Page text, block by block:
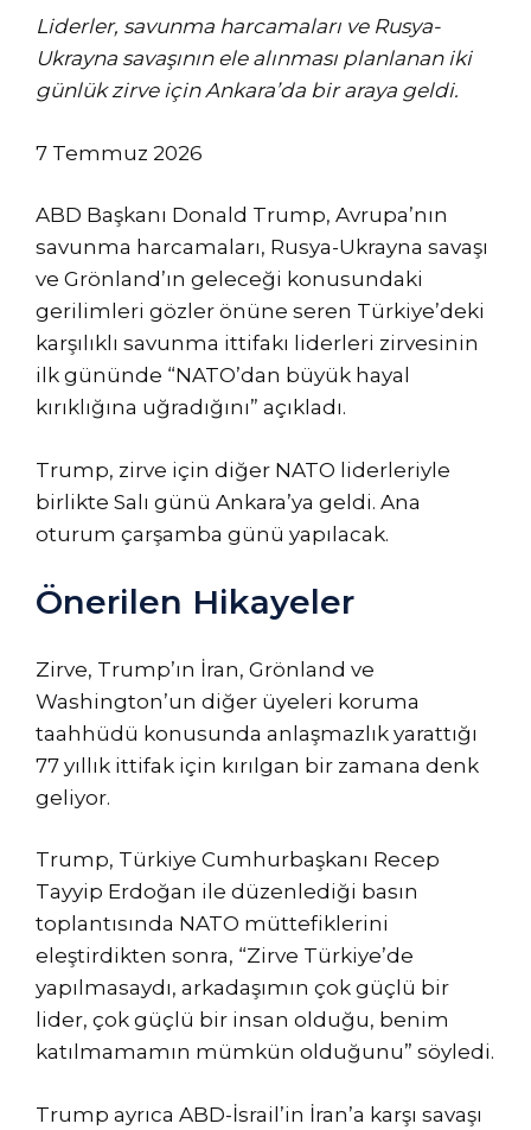
Liderler, savunma harcamaları ve Rusya-
Ukrayna savaşının ele alınması planlanan iki
günlük zirve için Ankara’da bir araya geldi.
7
2026’da
yayınlandı
7 Temmuz 2026
ABD Başkanı Donald Trump, Avrupa’nın
savunma harcamaları, Rusya-Ukrayna savaşı
ve Grönland’ın geleceği konusundaki
gerilimleri gözler önüne seren Türkiye’deki
karşılıklı savunma ittifakı liderleri zirvesinin
ilk gününde “NATO’dan büyük hayal
kırıklığına uğradığını” açıkladı.
Trump, zirve için diğer NATO liderleriyle
birlikte Salı günü Ankara’ya geldi. Ana
oturum çarşamba günü yapılacak.
Önerilen Hikayeler
4
öğenin
listesi
listenin
sonu
Zirve, Trump’ın İran, Grönland ve
Washington’un diğer üyeleri koruma
taahhüdü konusunda anlaşmazlık yarattığı
77 yıllık ittifak için kırılgan bir zamana denk
geliyor.
Trump, Türkiye Cumhurbaşkanı Recep
Tayyip Erdoğan ile düzenlediği basın
toplantısında NATO müttefiklerini
eleştirdikten sonra, “Zirve Türkiye’de
yapılmasaydı, arkadaşımın çok güçlü bir
lider, çok güçlü bir insan olduğu, benim
katılmamamın mümkün olduğunu” söyledi.
Trump ayrıca ABD-İsrail’in İran’a karşı savaşı